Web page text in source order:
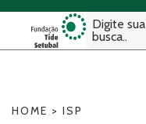
Digite sua
busca..
HOME > ISP